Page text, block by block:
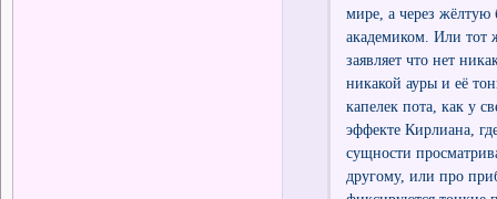
мире, а через жёлтую
академиком. Или тот
заявляет что нет
никакой ауры и её
капелек пота, как у
эффекте Кирлиана,
сущности
другому, или про